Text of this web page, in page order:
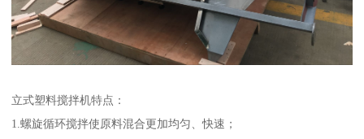
立式塑料搅拌机特点：
1.螺旋循环搅拌使原料混合更加均匀、快速；